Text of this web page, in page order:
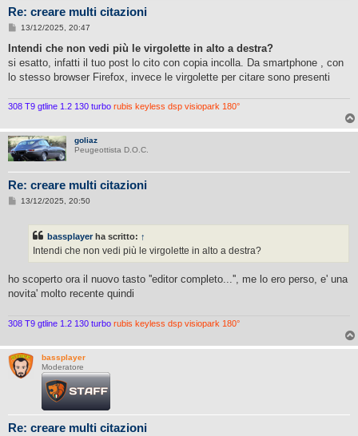
Re: creare multi citazioni
M
s
a
g
o
13/12/2025, 20:47
Intendi che non vedi più le virgolette in alto a destra?
si esatto, infatti il tuo post lo cito con copia incolla. Da smartphone , con
lo stesso browser Firefox, invece le virgolette per citare sono presenti
308 T9 gtline 1.2 130 turbo rubis keyless dsp visiopark 180°
goliaz
Peugeottista D.O.C.
Re: creare multi citazioni
M
o
13/12/2025, 20:50
bassplayerha scritto: ↑
Intendi che non vedi più le virgolette in alto a destra?
ho scoperto ora il nuovo tasto ''editor completo...'', me lo ero perso, e' una
novita' molto recente quindi
308 T9 gtline 1.2 130 turbo rubis keyless dsp visiopark 180°
bassplayer
Moderatore
Re: creare multi citazioni